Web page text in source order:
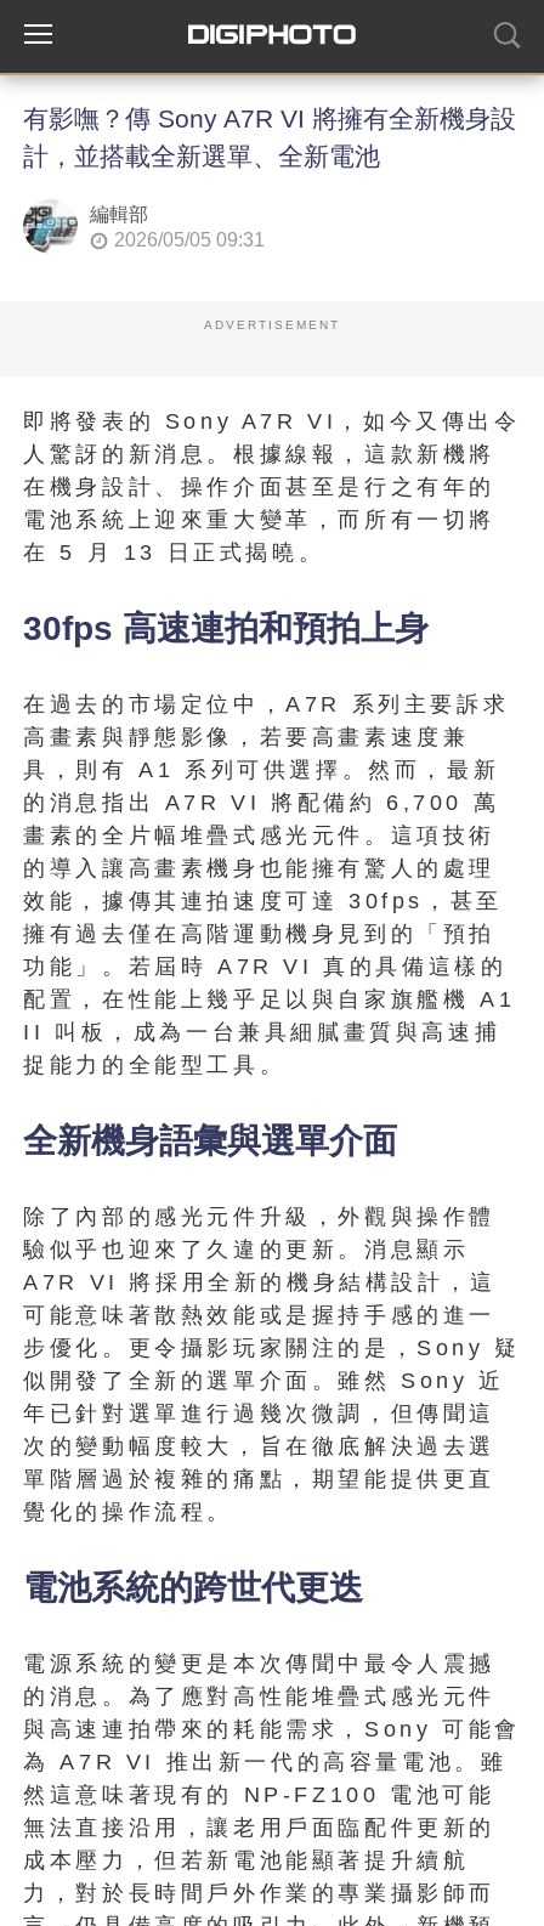
有影嘸？傳 Sony A7R VI 將擁有全新機身設
計，並搭載全新選單、全新電池
編輯部
2026/05/05 09:31
ADVERTISEMENT
即將發表的 Sony A7R VI，如今又傳出令
人驚訝的新消息。根據線報，這款新機將
在機身設計、操作介面甚至是行之有年的
電池系統上迎來重大變革，而所有一切將
在 5 月 13 日正式揭曉。
30fps 高速連拍和預拍上身
在過去的市場定位中，A7R 系列主要訴求
高畫素與靜態影像，若要高畫素速度兼
具，則有 A1 系列可供選擇。然而，最新
的消息指出 A7R VI 將配備約 6,700 萬
畫素的全片幅堆疊式感光元件。這項技術
的導入讓高畫素機身也能擁有驚人的處理
效能，據傳其連拍速度可達 30fps，甚至
擁有過去僅在高階運動機身見到的「預拍
功能」。若屆時 A7R VI 真的具備這樣的
配置，在性能上幾乎足以與自家旗艦機 A1
II 叫板，成為一台兼具細膩畫質與高速捕
捉能力的全能型工具。
全新機身語彙與選單介面
除了內部的感光元件升級，外觀與操作體
驗似乎也迎來了久違的更新。消息顯示
A7R VI 將採用全新的機身結構設計，這
可能意味著散熱效能或是握持手感的進一
步優化。更令攝影玩家關注的是，Sony 疑
似開發了全新的選單介面。雖然 Sony 近
年已針對選單進行過幾次微調，但傳聞這
次的變動幅度較大，旨在徹底解決過去選
單階層過於複雜的痛點，期望能提供更直
覺化的操作流程。
電池系統的跨世代更迭
電源系統的變更是本次傳聞中最令人震撼
的消息。為了應對高性能堆疊式感光元件
與高速連拍帶來的耗能需求，Sony 可能會
為 A7R VI 推出新一代的高容量電池。雖
然這意味著現有的 NP-FZ100 電池可能
無法直接沿用，讓老用戶面臨配件更新的
成本壓力，但若新電池能顯著提升續航
力，對於長時間戶外作業的專業攝影師而